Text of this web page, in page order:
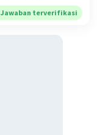
Jawaban terverifikasi